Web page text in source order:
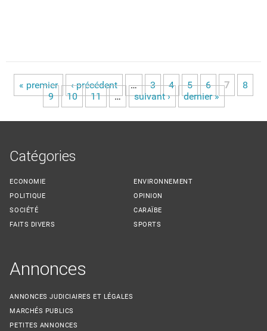
Pages
« premier ‹ précédent … 3 4 5 6 7
8
9
10 11 … suivant › dernier »
Catégories
ECONOMIE
POLITIQUE
SOCIÉTÉ
FAITS DIVERS
ENVIRONNEMENT
OPINION
CARAÏBE
SPORTS
Annonces
ANNONCES JUDICIAIRES ET LÉGALES
MARCHÉS PUBLICS
PETITES ANNONCES